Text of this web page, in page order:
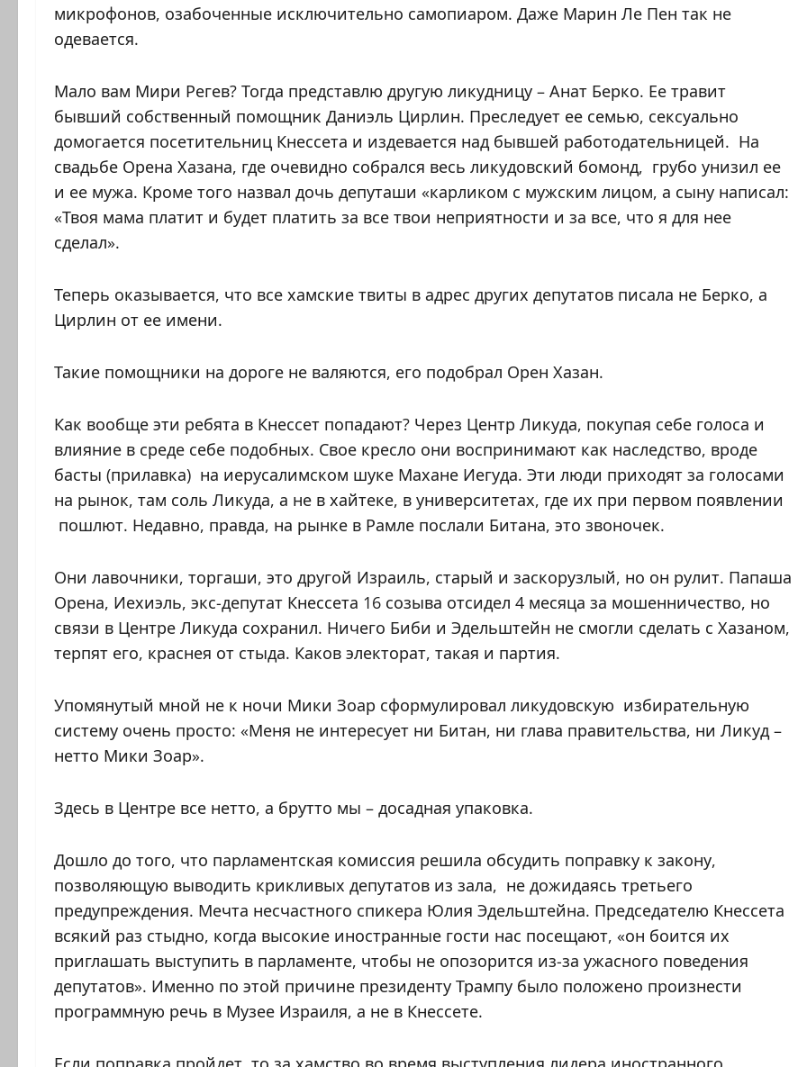
микрофонов, озабоченные исключительно самопиаром. Даже Марин Ле Пен так не
одевается.
Мало вам Мири Регев? Тогда представлю другую ликудницу – Анат Берко. Ее травит
бывший собственный помощник Даниэль Цирлин. Преследует ее семью, сексуально
домогается посетительниц Кнессета и издевается над бывшей работодательницей. На
свадьбе Орена Хазана, где очевидно собрался весь ликудовский бомонд, грубо унизил ее
и ее мужа. Кроме того назвал дочь депуташи «карликом с мужским лицом, а сыну написал:
«Твоя мама платит и будет платить за все твои неприятности и за все, что я для нее
сделал».
Теперь оказывается, что все хамские твиты в адрес других депутатов писала не Берко, а
Цирлин от ее имени.
Такие помощники на дороге не валяются, его подобрал Орен Хазан.
Как вообще эти ребята в Кнессет попадают? Через Центр Ликуда, покупая себе голоса и
влияние в среде себе подобных. Свое кресло они воспринимают как наследство, вроде
басты (прилавка) на иерусалимском шуке Махане Иегуда. Эти люди приходят за голосами
на рынок, там соль Ликуда, а не в хайтеке, в университетах, где их при первом появлении
пошлют. Недавно, правда, на рынке в Рамле послали Битана, это звоночек.
Они лавочники, торгаши, это другой Израиль, старый и заскорузлый, но он рулит. Папаша
Орена, Иехиэль, экс-депутат Кнессета 16 созыва отсидел 4 месяца за мошенничество, но
связи в Центре Ликуда сохранил. Ничего Биби и Эдельштейн не смогли сделать с Хазаном,
терпят его, краснея от стыда. Каков электорат, такая и партия.
Упомянутый мной не к ночи Мики Зоар сформулировал ликудовскую избирательную
систему очень просто: «Меня не интересует ни Битан, ни глава правительства, ни Ликуд –
нетто Мики Зоар».
Здесь в Центре все нетто, а брутто мы – досадная упаковка.
Дошло до того, что парламентская комиссия решила обсудить поправку к закону,
позволяющую выводить крикливых депутатов из зала, не дожидаясь третьего
предупреждения. Мечта несчастного спикера Юлия Эдельштейна. Председателю Кнессета
всякий раз стыдно, когда высокие иностранные гости нас посещают, «он боится их
приглашать выступить в парламенте, чтобы не опозорится из-за ужасного поведения
депутатов». Именно по этой причине президенту Трампу было положено произнести
программную речь в Музее Израиля, а не в Кнессете.